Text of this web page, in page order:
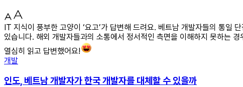
IT 지식이 풍부한 고양이 ‘요고’가 답변해 드려요. 베트남 개발자들의 통일
있습니다. 해외 개발자들과의 소통에서 정서적인 측면을 이해하지 못하는
열심히 읽고 답변했어요!
개발
인도, 베트남 개발자가 한국 개발자를 대체할 수 있을까